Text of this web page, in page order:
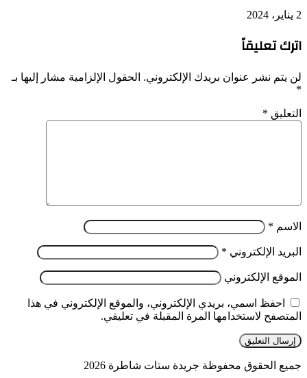
2 يناير، 2024
اترك تعليقاً
لن يتم نشر عنوان بريدك الإلكتروني. الحقول الإلزامية مشار إليها بـ
*
التعليق *
الاسم *
البريد الإلكتروني *
الموقع الإلكتروني
احفظ اسمي، بريدي الإلكتروني، والموقع الإلكتروني في هذا
المتصفح لاستخدامها المرة المقبلة في تعليقي.
جميع الحقوق محفوظة جريدة ستات شاطرة 2026